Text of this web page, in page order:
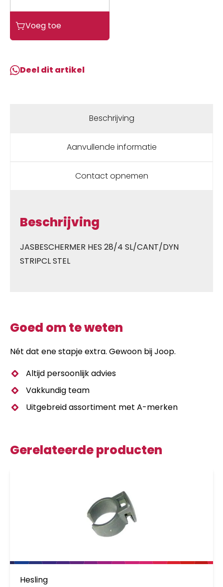
Jasbesch
28-
Hybride
SMOKE
Voeg toe
Deel dit artikel
Beschrijving
Aanvullende informatie
Contact opnemen
Beschrijving
JASBESCHERMER HES 28/4 SL/CANT/DYN
STRIPCL STEL
Goed om te weten
Nét dat ene stapje extra. Gewoon bij Joop.
Altijd persoonlijk advies
Vakkundig team
Uitgebreid assortiment met A-merken
Gerelateerde producten
Hesling